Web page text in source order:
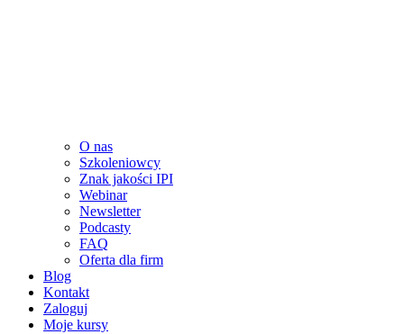
O nas
Szkoleniowcy
Znak jakości IPI
Webinar
Newsletter
Podcasty
FAQ
Oferta dla firm
Blog
Kontakt
Zaloguj
Moje kursy